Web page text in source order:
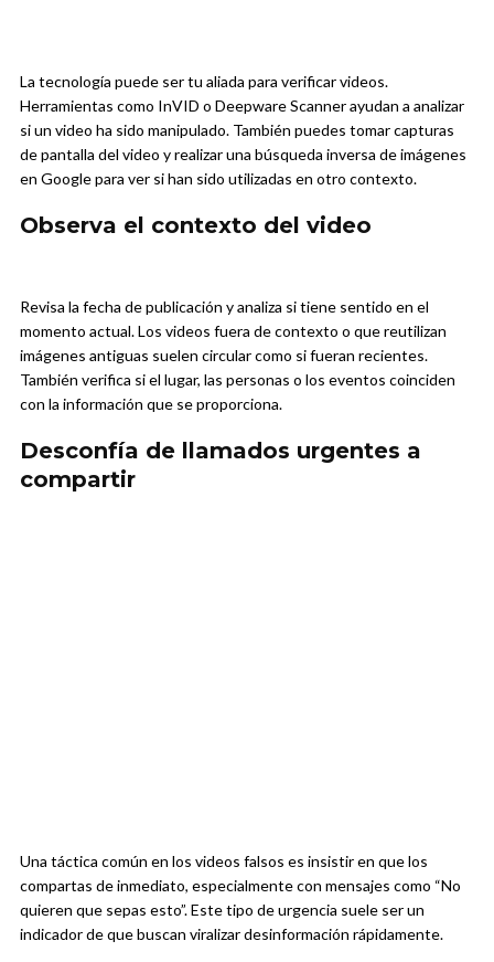
La tecnología puede ser tu aliada para verificar videos.
Herramientas como InVID o Deepware Scanner ayudan a analizar
si un video ha sido manipulado. También puedes tomar capturas
de pantalla del video y realizar una búsqueda inversa de imágenes
en Google para ver si han sido utilizadas en otro contexto.
Observa el contexto del video
Revisa la fecha de publicación y analiza si tiene sentido en el
momento actual. Los videos fuera de contexto o que reutilizan
imágenes antiguas suelen circular como si fueran recientes.
También verifica si el lugar, las personas o los eventos coinciden
con la información que se proporciona.
Desconfía de llamados urgentes a
compartir
Una táctica común en los videos falsos es insistir en que los
compartas de inmediato, especialmente con mensajes como “No
quieren que sepas esto”. Este tipo de urgencia suele ser un
indicador de que buscan viralizar desinformación rápidamente.